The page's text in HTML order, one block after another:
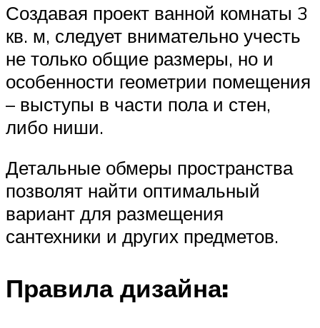
Создавая проект ванной комнаты 3
кв. м, следует внимательно учесть
не только общие размеры, но и
особенности геометрии помещения
– выступы в части пола и стен,
либо ниши.
Детальные обмеры пространства
позволят найти оптимальный
вариант для размещения
сантехники и других предметов.
Правила дизайна: